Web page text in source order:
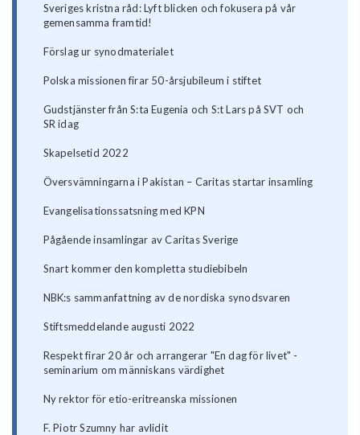
Sveriges kristna råd: Lyft blicken och fokusera på vår
gemensamma framtid!
Förslag ur synodmaterialet
Polska missionen firar 50-årsjubileum i stiftet
Gudstjänster från S:ta Eugenia och S:t Lars på SVT och
SR idag
Skapelsetid 2022
Översvämningarna i Pakistan – Caritas startar insamling
Evangelisationssatsning med KPN
Pågående insamlingar av Caritas Sverige
Snart kommer den kompletta studiebibeln
NBK:s sammanfattning av de nordiska synodsvaren
Stiftsmeddelande augusti 2022
Respekt firar 20 år och arrangerar "En dag för livet" -
seminarium om människans värdighet
Ny rektor för etio-eritreanska missionen
F. Piotr Szumny har avlidit